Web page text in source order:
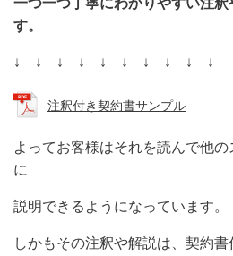
一つ一つ丁寧にわかりやすい注釈
す。
↓ ↓ ↓ ↓ ↓ ↓ ↓ ↓ ↓ ↓
注釈付き契約書サンプル
よってお客様はそれを読んで他
に
説明できるようになっています。
しかもその注釈や解説は、契約